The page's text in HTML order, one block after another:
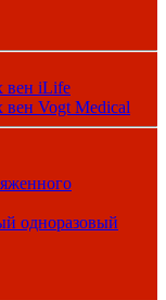
вен iLife
вен Vogt Medical
одноразовый